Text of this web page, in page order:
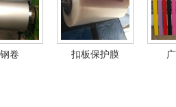
卷 扣板保护膜